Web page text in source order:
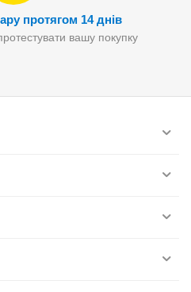
протягом 14 днів
вашу покупку